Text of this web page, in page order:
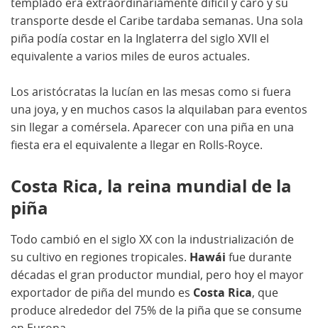
transporte desde el Caribe tardaba semanas. Una sola
piña podía costar en la Inglaterra del siglo XVII el
equivalente a varios miles de euros actuales.
Los aristócratas la lucían en las mesas como si fuera
una joya, y en muchos casos la alquilaban para eventos
sin llegar a comérsela. Aparecer con una piña en una
fiesta era el equivalente a llegar en Rolls-Royce.
Costa Rica, la reina mundial de la
piña
Todo cambió en el siglo XX con la industrialización de
su cultivo en regiones tropicales. Hawái fue durante
décadas el gran productor mundial, pero hoy el mayor
exportador de piña del mundo es Costa Rica, que
produce alrededor del 75% de la piña que se consume